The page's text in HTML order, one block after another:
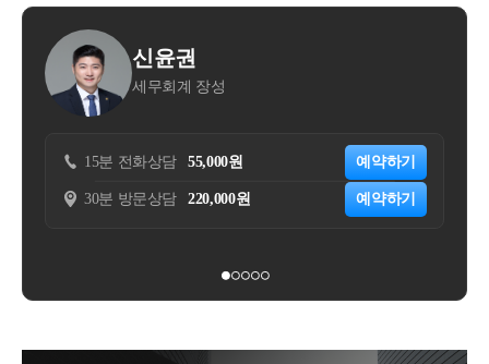
부동산 종류와 관계없이 모두 ‘장기보유특별공제’- 개
정 후 : 주택과 조합원 입주권은 ‘장기거주 소득공제’ /
토지와 주택 외 건물은 ‘장기보유 소득공제’현재는 부
부르고 있지만, 개정 후에는 주택과 조합원 입주권은
‘장기거주 소득공제’, 그 외 부동산은 ‘장기보유 소득공
제’라는 명칭으로 이원화됩니다. 주택에 대해서는 단
은보유기간을 기준으로 공제받습니다. 그동안에는 공
스트]아래에서 순서대로 자세히 설명해 드리겠지만,
간단하게 큰틀을 보겠습니다.① 기본원칙첫 번째 기본
원칙은다주택자이면서 양도하는 주택이 조정지역 소
인천이나 의정부처럼조정지역이 아니라면 중과세가
적용되지 않습니다.②, ③ 중과배제 2가지다주택자이
면서 조정지역의 주택을 양도하더라도 양도주택이‘중
분양권 부담부증여까지 종류별 비교- 증여세 절세방안
1. 부동산 증여,남들보다 똑똑하게 받자부동산을 증여
받을때 세금을 줄이기 위해서는 먼저소유권을 이전하
는 방식을 이해해야합니다.상속 전에 자녀에게 부동산
을 넘겨주는 방법은 크게증여와매매2가지로 구분됩니
다.증여는 부모님의 부동산을무상으로 공짜로 자녀에
게 넘겨주는 것이고, 매매는 자녀에게부동산에 대한
대가를 받고 넘겨주는 것입니다.1. 증여부모님이 내야
능단점 : 규모가 일정금액 이상이면 세금이 급격하게
신윤권
세무회계 장성
15분 전화상담 55,000원 예약하기
30분 방문상담 220,000원 예약하기